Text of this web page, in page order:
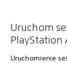
Uruchom
PlayStation
Uruchomienie